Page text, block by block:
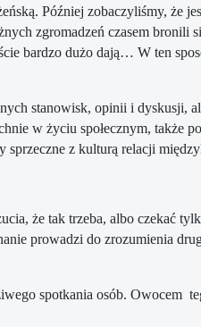
Później zobaczyliśmy,
zgromadzeń czasem
bardzo dużo dają… W ten
stanowisk, opinii i dyskusji,
w życiu społecznym, także
sprzeczne z kulturą relacji
że tak trzeba, albo czekać
prowadzi do zrozumienia
spotkania osób. Owocem